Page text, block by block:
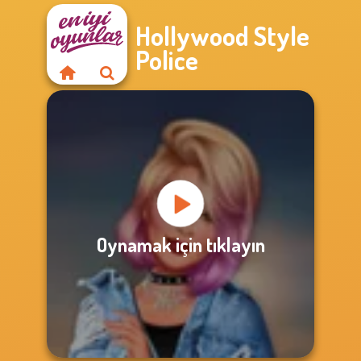
Hollywood Style
Police
Oynamak için tıklayın